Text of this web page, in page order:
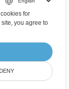
for
you agree to
DENY